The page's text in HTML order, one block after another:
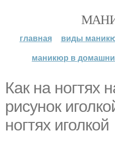
главная виды
маникюр в
Как на ногтях
рисунок
ногтях иголкой